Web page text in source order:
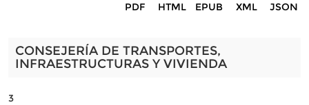
PDF HTML EPUB XML JSON
CONSEJERÍA DE TRANSPORTES,
INFRAESTRUCTURAS Y VIVIENDA
3